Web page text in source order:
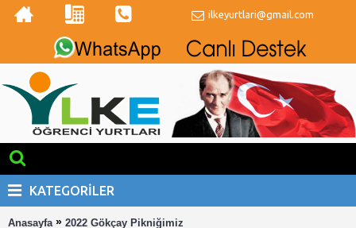
ilkeyurtlari@gmail.com
KATEGORILER
Anasayfa » 2022 Gökçay Pikniğimiz